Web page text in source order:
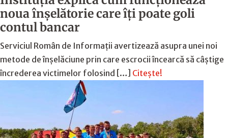
noua înșelătorie care îți poate goli
contul bancar
Serviciul Român de Informații avertizează asupra unei noi
metode de înșelăciune prin care escrocii încearcă să câștige
încrederea victimelor folosind […] Citește!